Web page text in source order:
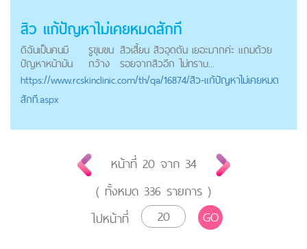
สิว แก้ปัญหาไม่เคยหมดสักที
ดิฉันเป็นคนมี
ปัญหาหน้ามัน
รูขุมขน
กว้าง
สิวเสี้ยน สิวอุดตัน เยอะมากค่ะ แถมด้วย
รอยจากสิวอีก ไม่ทราบ...
https://www.rcskinclinic.com/th/qa/16874/สิว-แก้ปัญหาไม่เคยหมด
สักที.aspx
หน้าที่ 20จาก 34
( ทั้งหมด 336 รายการ )
ไปหน้าที่
GO